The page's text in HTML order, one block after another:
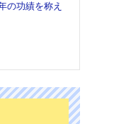
の功績を称え